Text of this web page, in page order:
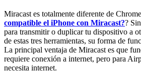
Miracast es totalmente diferente de
compatible el iPhone con Miracast??
para transmitir o duplicar tu dispositivo a
de estas tres herramientas, su forma de
La principal ventaja de Miracast es que
requiere conexión a internet, pero para
necesita internet.